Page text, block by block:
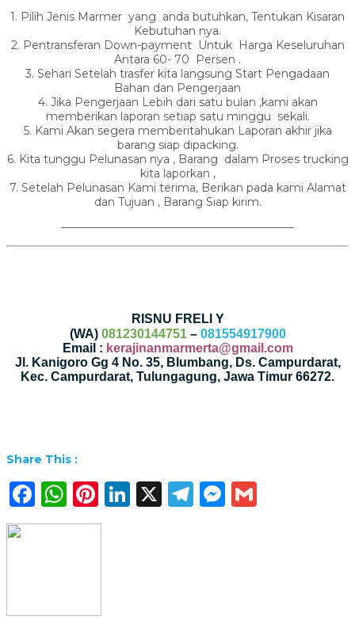
1. Pilih Jenis Marmer yang anda butuhkan, Tentukan Kisaran
Kebutuhan nya.
2. Pentransferan Down-payment Untuk Harga Keseluruhan
Antara 60- 70 Persen .
3. Sehari Setelah trasfer kita langsung Start Pengadaan
Bahan dan Pengerjaan
4. Jika Pengerjaan Lebih dari satu bulan ,kami akan
memberikan laporan setiap satu minggu sekali.
5. Kami Akan segera memberitahukan Laporan akhir jika
barang siap dipacking.
6. Kita tunggu Pelunasan nya , Barang dalam Proses trucking
kita laporkan ,
7. Setelah Pelunasan Kami terima, Berikan pada kami Alamat
dan Tujuan , Barang Siap kirim.
—————————————————————
RISNU FRELI Y
(WA) 081230144751– 081554917900
Email : kerajinanmarmerta@gmail.com
Jl. Kanigoro Gg 4 No. 35, Blumbang, Ds. Campurdarat,
Kec. Campurdarat, Tulungagung, Jawa Timur 66272.
Share This :
Facebook
WhatsApp
Pinterest
LinkedIn
X Telegram